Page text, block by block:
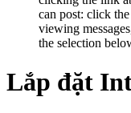
can post: click
viewing
the selection
Lắp đặt